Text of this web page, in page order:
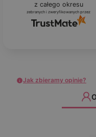
z całego okresu
zebranych i zweryfikowanych przez
Jak zbieramy opinie?